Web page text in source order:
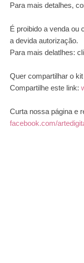
Para mais detalhes,
É proibido a venda ou
a devida autorização.
Para mais delatlhes:
Quer compartilhar o
Compartilhe este link:
Curta nossa página e
facebook.com/